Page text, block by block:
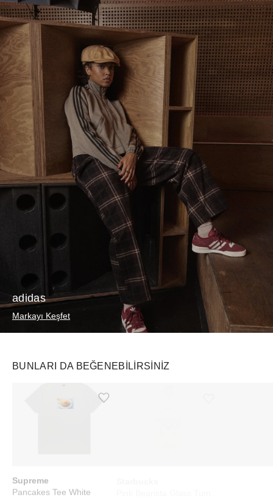
adidas
Markayı Keşfet
BUNLARI DA BEĞENEBILIRSINIZ
Supreme
Pancakes Tee White
Ürünü istek listesine ekle veya listeden çıkar